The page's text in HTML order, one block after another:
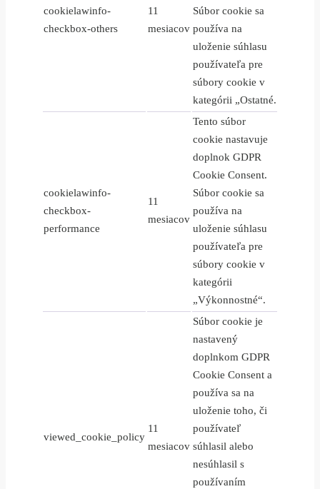
cookielawinfo-
checkbox-others
11
mesiacov
Súbor cookie sa
používa na
uloženie súhlasu
používateľa pre
súbory cookie v
kategórii „Ostatné.
cookielawinfo-
checkbox-
performance
11
mesiacov
Tento súbor
cookie nastavuje
doplnok GDPR
Cookie Consent.
Súbor cookie sa
používa na
uloženie súhlasu
používateľa pre
súbory cookie v
kategórii
„Výkonnostné“.
viewed_cookie_policy
11
mesiacov
Súbor cookie je
nastavený
doplnkom GDPR
Cookie Consent a
používa sa na
uloženie toho, či
používateľ
súhlasil alebo
nesúhlasil s
používaním